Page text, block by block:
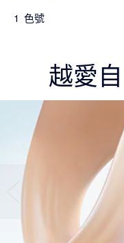
1 色號
越愛